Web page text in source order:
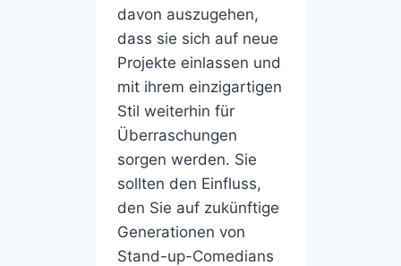
davon auszugehen,
dass sie sich auf neue
Projekte einlassen und
mit ihrem einzigartigen
Stil weiterhin für
Überraschungen
sorgen werden. Sie
sollten den Einfluss,
den Sie auf zukünftige
Generationen von
Stand-up-Comedians